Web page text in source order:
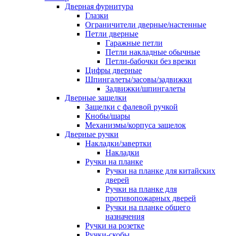
Дверная фурнитура
Глазки
Ограничители дверные/настенные
Петли дверные
Гаражные петли
Петли накладные обычные
Петли-бабочки без врезки
Цифры дверные
Шпингалеты/засовы/задвижки
Задвижки/шпингалеты
Дверные защелки
Защелки с фалевой ручкой
Кнобы/шары
Механизмы/корпуса защелок
Дверные ручки
Накладки/завертки
Накладки
Ручки на планке
Ручки на планке для китайских
дверей
Ручки на планке для
противопожарных дверей
Ручки на планке общего
назначения
Ручки на розетке